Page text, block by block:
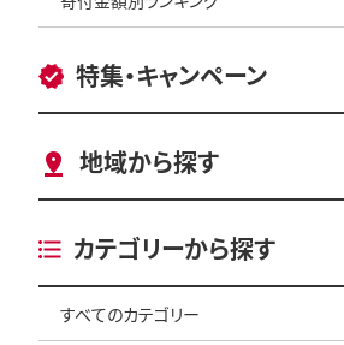
特集・キャンペーン
地域から探す
カテゴリーから探す
すべてのカテゴリー